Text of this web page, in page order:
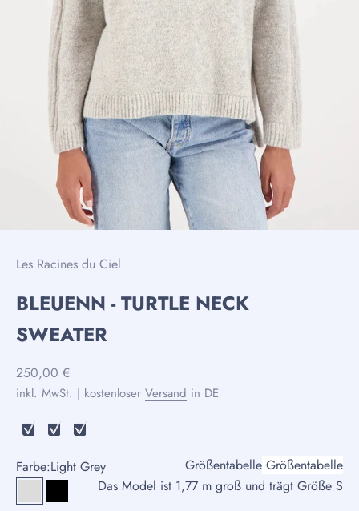
Les Racines du Ciel
BLEUENN - TURTLE NECK
SWEATER
Angebot
250,00 €
inkl. MwSt. | kostenloser Versand in DE
Größentabelle Größentabelle
Das Model ist 1,77 m groß und trägt Größe S
Farbe:Light Grey
Light GreySchwarz